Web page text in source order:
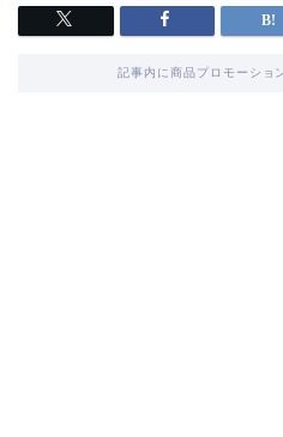
記事内に商品プロモーショ